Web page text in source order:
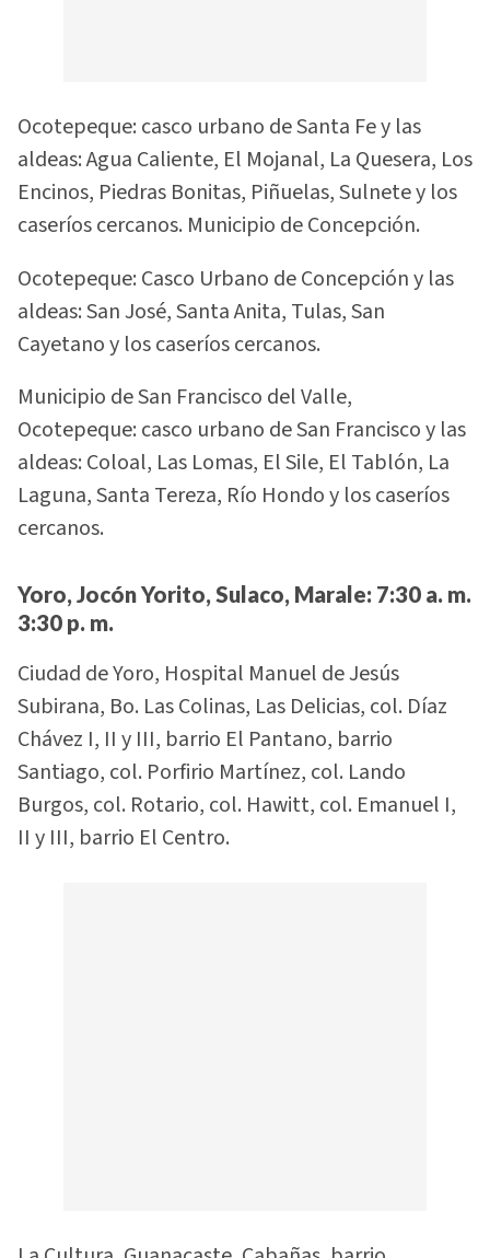
Ocotepeque: casco urbano de Santa Fe y las
aldeas: Agua Caliente, El Mojanal, La Quesera, Los
Encinos, Piedras Bonitas, Piñuelas, Sulnete y los
caseríos cercanos. Municipio de Concepción.
Ocotepeque: Casco Urbano de Concepción y las
aldeas: San José, Santa Anita, Tulas, San
Cayetano y los caseríos cercanos.
Municipio de San Francisco del Valle,
Ocotepeque: casco urbano de San Francisco y las
aldeas: Coloal, Las Lomas, El Sile, El Tablón, La
Laguna, Santa Tereza, Río Hondo y los caseríos
cercanos.
Yoro, Jocón Yorito, Sulaco, Marale: 7:30 a. m.
3:30 p. m.
Ciudad de Yoro, Hospital Manuel de Jesús
Subirana, Bo. Las Colinas, Las Delicias, col. Díaz
Chávez I, II y III, barrio El Pantano, barrio
Santiago, col. Porfirio Martínez, col. Lando
Burgos, col. Rotario, col. Hawitt, col. Emanuel I,
II y III, barrio El Centro.